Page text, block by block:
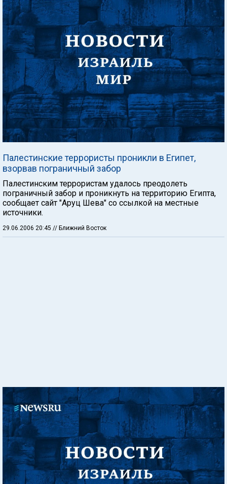
Палестинские террористы проникли в Египет,
взорвав пограничный забор
Палестинским террористам удалось преодолеть
пограничный забор и проникнуть на территорию Египта,
сообщает сайт "Аруц Шева" со ссылкой на местные
источники.
29.06.2006 20:45 // Ближний Восток